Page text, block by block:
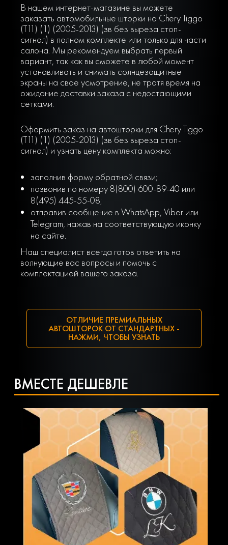
В нашем интернет-магазине вы можете
заказать автомобильные шторки на Chery Tiggo
(T11) (1) (2005-2013) (зв без выреза стоп-
сигнал) в полном комплекте или только для части
салона. Мы рекомендуем выбрать первый
вариант, так как вы сможете в любой момент
устанавливать и снимать солнцезащитные
экраны на свое усмотрение, не тратя время на
ожидание доставки заказа с недостающими
сетками.
Оформить заказ на автошторки для Chery Tiggo
(T11) (1) (2005-2013) (зв без выреза стоп-
сигнал) и узнать цену комплекта можно:
заполнив форму обратной связи;
позвонив по номеру 8(800) 600-89-40 или
8(495) 445-55-08;
отправив сообщение в WhatsApp, Viber или
Telegram, нажав на соответствующую иконку
на сайте.
Наш специалист всегда готов ответить на
волнующие вас вопросы и помочь с
комплектацией вашего заказа.
ОТЛИЧИЕ ПРЕМИАЛЬНЫХ
АВТОШТОРОК ОТ СТАНДАРТНЫХ -
НАЖМИ, ЧТОБЫ УЗНАТЬ
ВМЕСТЕ ДЕШЕВЛЕ